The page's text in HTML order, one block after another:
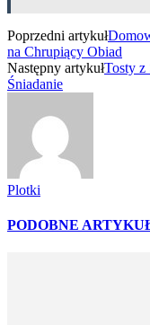
Poprzedni artykuł
na Chrupiący Obiad
Następny artykułTosty z
Śniadanie
Plotki
PODOBNE